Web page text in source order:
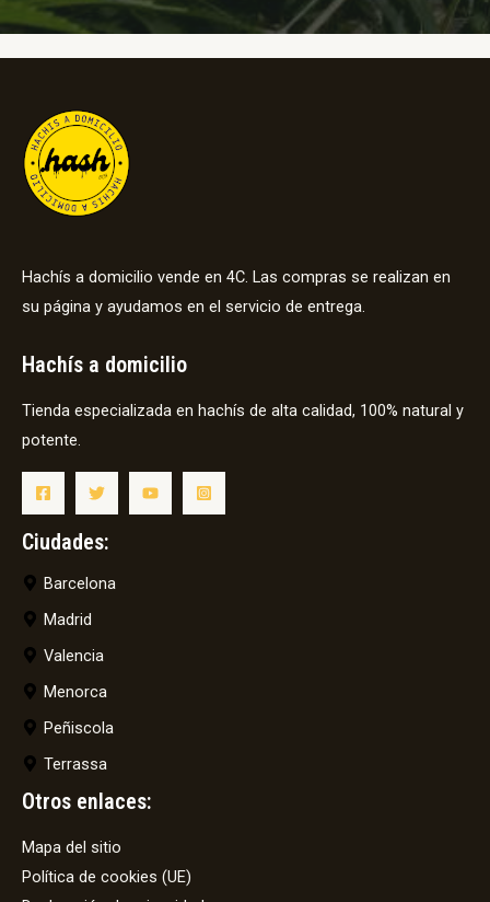
Hachís a domicilio vende en 4C. Las compras se realizan en
su página y ayudamos en el servicio de entrega.
Hachís a domicilio
Tienda especializada en hachís de alta calidad, 100% natural y
potente.
Ciudades:
Barcelona
Madrid
Valencia
Menorca
Peñiscola
Terrassa
Otros enlaces:
Mapa del sitio
Política de cookies (UE)